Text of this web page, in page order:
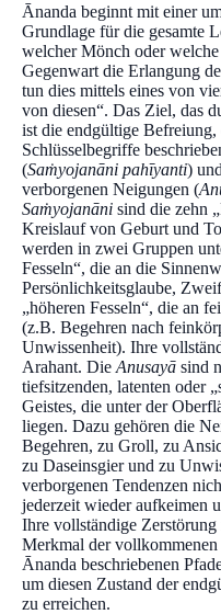
Ānanda beginnt mit einer
Grundlage für die gesamte
welcher Mönch oder
Gegenwart die Erlangung
tun dies mittels eines von
von diesen“. Das Ziel, das
ist die endgültige
Schlüsselbegriffe
(Saṁyojanāni pahīyanti)
verborgenen Neigungen (
Saṁyojanāni sind die zehn
Kreislauf von Geburt und
werden in zwei Gruppen
Fesseln“, die an die
Persönlichkeitsglaube,
„höheren Fesseln“, die an
(z.B. Begehren nach
Unwissenheit). Ihre
Arahant. Die Anusayā sind
tiefsitzenden, latenten oder
Geistes, die unter der
liegen. Dazu gehören die
Begehren, zu Groll, zu
zu Daseinsgier und zu
verborgenen Tendenzen
jederzeit wieder aufkeimen
Ihre vollständige Zerstörung
Merkmal der
Ānanda beschriebenen
um diesen Zustand der
zu erreichen.